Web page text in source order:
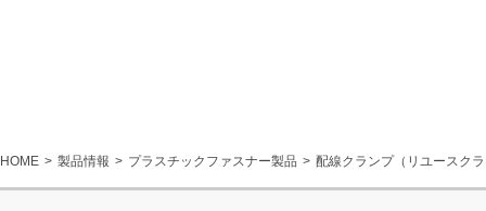
HOME 製品情報 プラスチックファスナー製品 配線クランプ（リユースク